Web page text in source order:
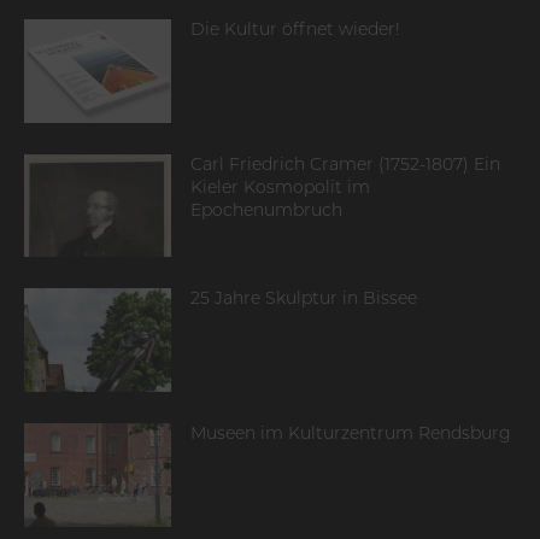
Die Kultur öffnet wieder!
Carl Friedrich Cramer (1752-1807) Ein
Kieler Kosmopolit im
Epochenumbruch
25 Jahre Skulptur in Bissee
Museen im Kulturzentrum Rendsburg